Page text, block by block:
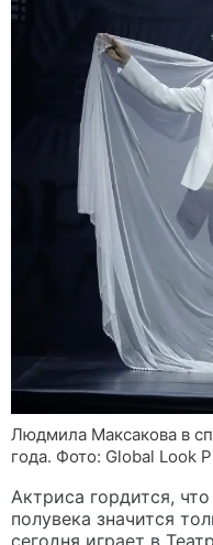
Людмила Максакова в
года. Фото: Global Look
Актриса гордится,
полувека значится
сегодня играет в